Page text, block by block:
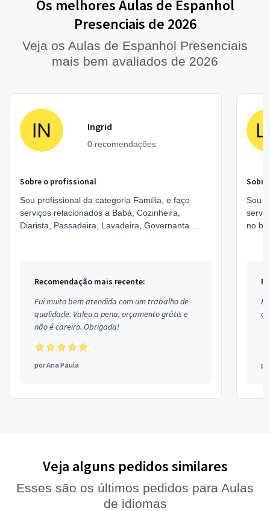
Os melhores Aulas de Espanhol
Presenciais de 2026
Veja os Aulas de Espanhol Presenciais
mais bem avaliados de 2026
Ingrid
0 recomendações
Sobre o profissional
Sou profissional da categoria Família, e faço
serviços relacionados a Babá, Cozinheira,
Diarista, Passadeira, Lavadeira, Governanta.
Recomendação mais recente:
Fui muito bem atendida com um trabalho de
qualidade. Valeu a pena, orçamento grátis e
não é careiro. Obrigada!
porAna Paula
Sou
Veja alguns pedidos similares
Esses são os últimos pedidos para Aulas
de idiomas